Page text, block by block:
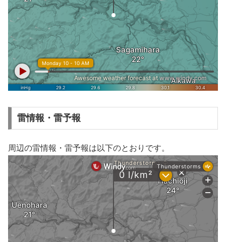
雷情報・雷予報
周辺の雷情報・雷予報は以下のとおりです。